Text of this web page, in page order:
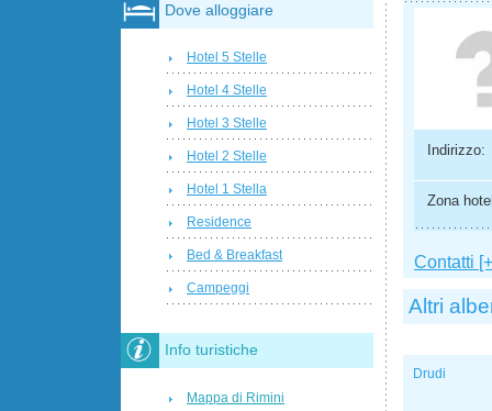
Indirizzo:
Zona
Contatti
Altri
Drudi
Dove alloggiare
Hotel 5 Stelle
Hotel 4 Stelle
Hotel 3 Stelle
Hotel 2 Stelle
Hotel 1 Stella
Residence
Bed & Breakfast
Campeggi
Info turistiche
Mappa di Rimini